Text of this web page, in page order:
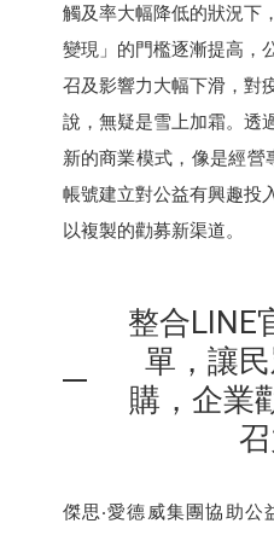
觸及率大幅降低的狀況下
變現」的門檻逐漸提高，
召及影響力大幅下滑，對
說，無疑是雪上加霜。透
新的商業模式，像是經營
帳號建立對公益有興趣投
以複製的勸募新渠道。
整合LINE
單，讓
購，企業
傑思‧愛德威集團協助